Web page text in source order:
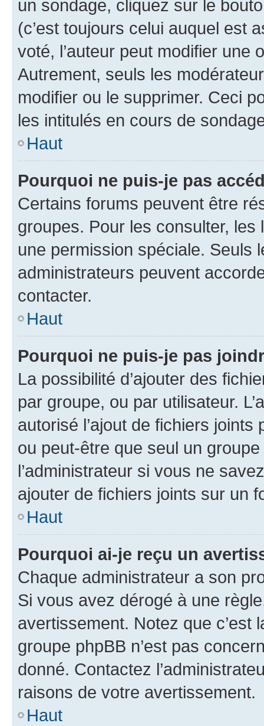
un sondage, cliquez sur le
(c’est toujours celui auquel est
voté, l’auteur peut modifier une
Autrement, seuls les
modifier ou le supprimer. Ceci
les intitulés en cours de
Haut
Pourquoi ne puis-je pas
Certains forums peuvent être
groupes. Pour les consulter,
une permission spéciale. Seuls
administrateurs peuvent
contacter.
Haut
Pourquoi ne puis-je pas
La possibilité d’ajouter des
par groupe, ou par utilisateur.
autorisé l’ajout de fichiers
ou peut-être que seul un
l’administrateur si vous ne
ajouter de fichiers joints sur un
Haut
Pourquoi ai-je reçu un
Chaque administrateur a son
Si vous avez dérogé à une
avertissement. Notez que c’est
groupe phpBB n’est pas
donné. Contactez
raisons de votre avertissement.
Haut